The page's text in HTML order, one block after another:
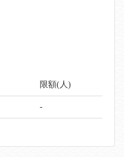
限額(人)
-